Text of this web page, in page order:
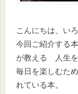
こんにちは、いろ
今回ご紹介する
が教える 人生を
毎日を楽しむた
れている本。